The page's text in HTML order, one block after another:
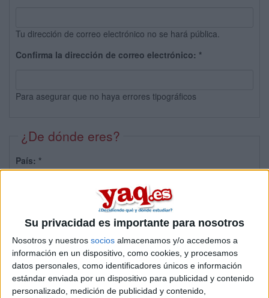
Su privacidad es importante para nosotros
Nosotros y nuestros socios almacenamos y/o accedemos a
información en un dispositivo, como cookies, y procesamos
datos personales, como identificadores únicos e información
estándar enviada por un dispositivo para publicidad y contenido
personalizado, medición de publicidad y contenido,
Tu dirección de correo electrónico no se hará pública.
Confirma la dirección de correo electrónico: *
Para asegurar que no haya errores tipográficos
¿De dónde eres?
País: *
Sobre ti
Soy:*